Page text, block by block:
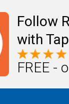
Follow
with
FREE -